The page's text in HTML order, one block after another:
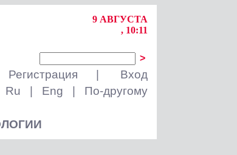
9 АВГУСТА
, 10:11
>
Регистрация
Вход
Ru
Eng По-другому